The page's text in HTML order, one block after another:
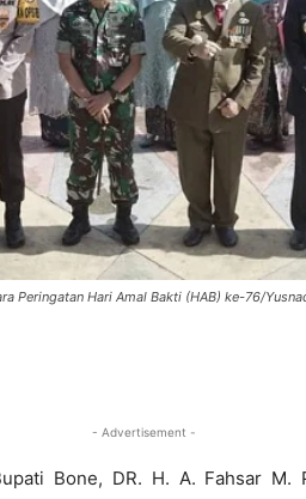
Peringatan Hari Amal Bakti (HAB) ke-76/
- Advertisement -
Bone, DR. H. A. Fahsar M.